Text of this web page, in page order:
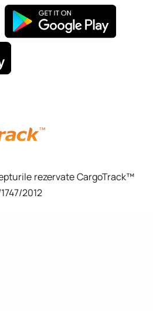
rezervate CargoTrack™
2012